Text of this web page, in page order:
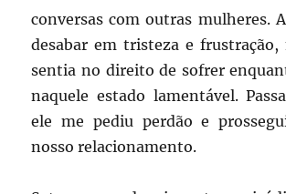
conversas com outras mulheres.
desabar em tristeza e frustração,
sentia no direito de sofrer
naquele estado lamentável.
ele me pediu perdão e
nosso relacionamento.